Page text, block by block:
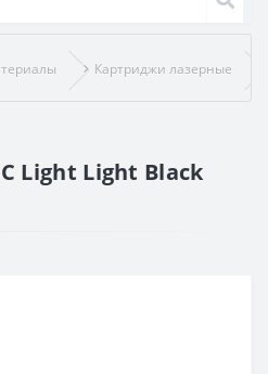
Картриджи лазерные
Light Light Black